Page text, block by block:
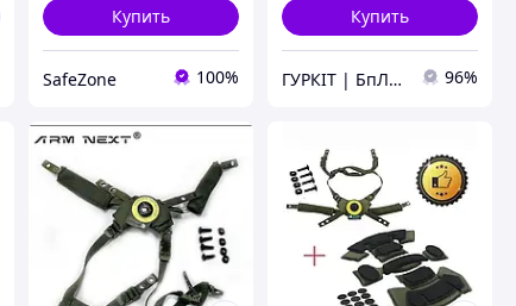
Купить
SafeZone 100%
Купить
ГУРКІТ | БпЛА, катапульти в Україні 96%